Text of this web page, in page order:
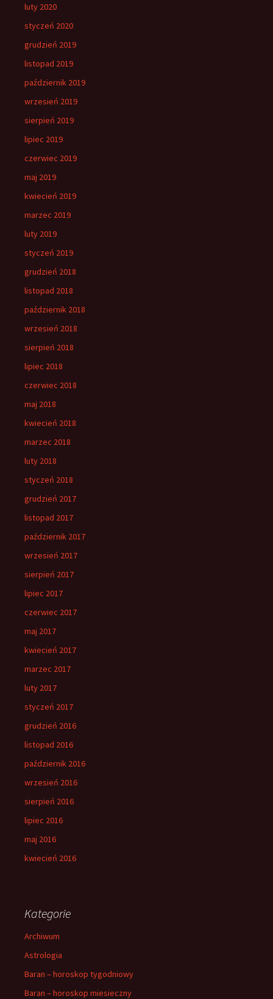
luty 2020
styczeń 2020
grudzień 2019
listopad 2019
październik 2019
wrzesień 2019
sierpień 2019
lipiec 2019
czerwiec 2019
maj 2019
kwiecień 2019
marzec 2019
luty 2019
styczeń 2019
grudzień 2018
listopad 2018
październik 2018
wrzesień 2018
sierpień 2018
lipiec 2018
czerwiec 2018
maj 2018
kwiecień 2018
marzec 2018
luty 2018
styczeń 2018
grudzień 2017
listopad 2017
październik 2017
wrzesień 2017
sierpień 2017
lipiec 2017
czerwiec 2017
maj 2017
kwiecień 2017
marzec 2017
luty 2017
styczeń 2017
grudzień 2016
listopad 2016
październik 2016
wrzesień 2016
sierpień 2016
lipiec 2016
maj 2016
kwiecień 2016
Kategorie
Archiwum
Astrologia
Baran – horoskop tygodniowy
Baran – horoskop miesieczny